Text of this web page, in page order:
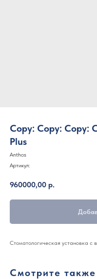
Copy: Copy: Copy:
Plus
Anthos
Артикул:
960000,00 р.
Стоматологическая установка с
Смотрите также